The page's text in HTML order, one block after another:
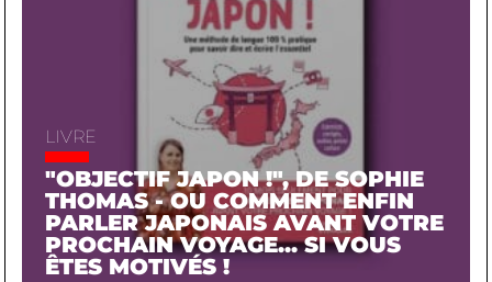
LIVRE
"OBJECTIF JAPON !", DE SOPHIE
THOMAS - OU COMMENT ENFIN
PARLER JAPONAIS AVANT VOTRE
PROCHAIN VOYAGE... SI VOUS
ÊTES MOTIVÉS !